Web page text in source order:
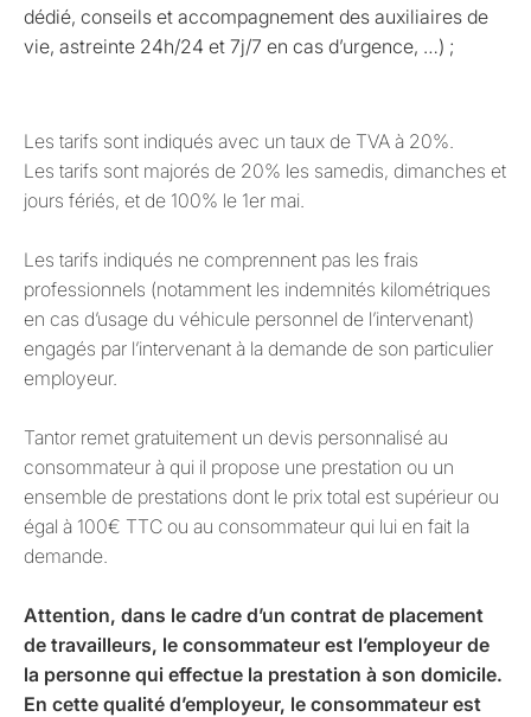
dédié, conseils et accompagnement des auxiliaires de
vie, astreinte 24h/24 et 7j/7 en cas d’urgence, …) ;
Les tarifs sont indiqués avec un taux de TVA à 20%.
Les tarifs sont majorés de 20% les samedis, dimanches et
jours fériés, et de 100% le 1er mai.
Les tarifs indiqués ne comprennent pas les frais
professionnels (notamment les indemnités kilométriques
en cas d’usage du véhicule personnel de l’intervenant)
engagés par l’intervenant à la demande de son particulier
employeur.
Tantor remet gratuitement un devis personnalisé au
consommateur à qui il propose une prestation ou un
ensemble de prestations dont le prix total est supérieur ou
égal à 100€ TTC ou au consommateur qui lui en fait la
demande.
Attention, dans le cadre d’un contrat de placement
de travailleurs, le consommateur est l’employeur de
la personne qui effectue la prestation à son domicile.
En cette qualité d’employeur, le consommateur est